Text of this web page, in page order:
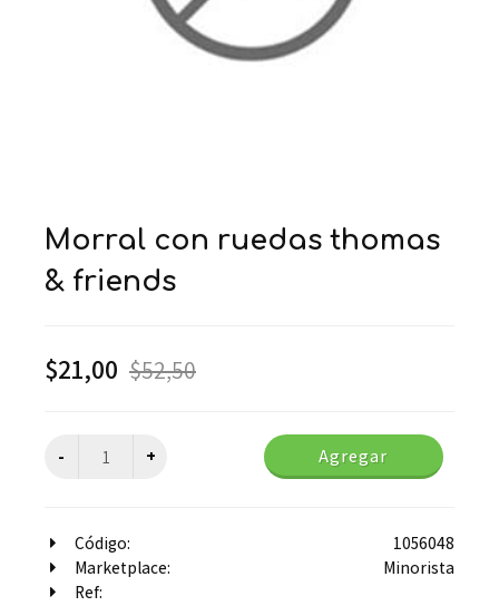
morral con ruedas thomas
& friends
$21,00 $52,50
Agregar
Código:
1056048
Marketplace:
Minorista
Ref: